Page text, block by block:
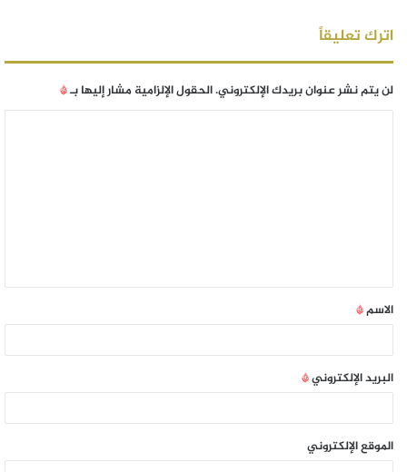
اترك تعليقاً
لن يتم نشر عنوان بريدك الإلكتروني.الحقول الإلزامية مشار إليها بـ*
الاسم*
البريد الإلكتروني*
الموقع الإلكتروني